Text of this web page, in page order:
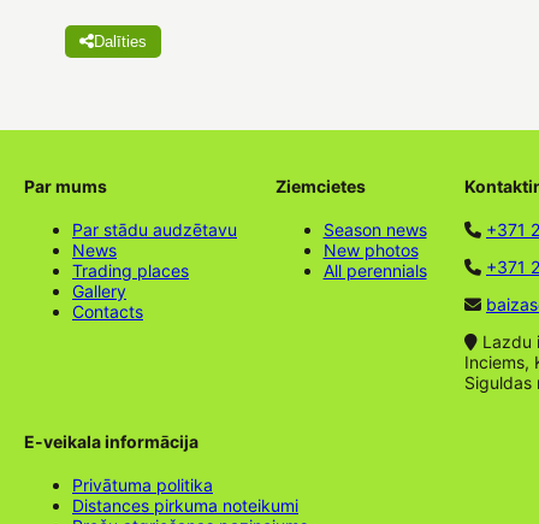
Dalīties
Par mums
Par stādu audzētavu
News
Trading places
Gallery
Contacts
Ziemcietes
Season news
New photos
All perennials
+371
+371
Lazdu
Inciems,
Siguldas
E-veikala informācija
Privātuma politika
Distances pirkuma noteikumi